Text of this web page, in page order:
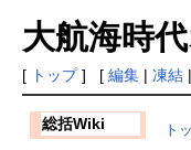
大航海時
[ トップ] [ 編集| 凍結|
総括Wiki ト